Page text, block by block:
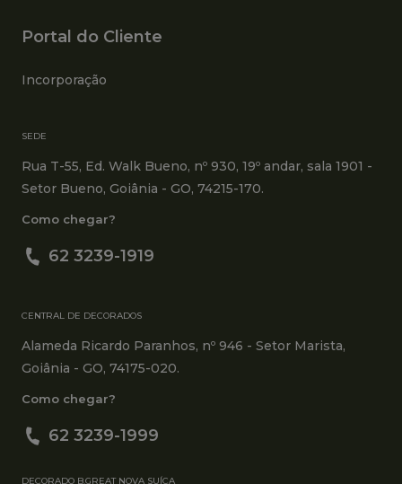
Portal do Cliente
Incorporação
SEDE
Rua T-55, Ed. Walk Bueno, nº 930, 19º andar, sala 1901 -
Setor Bueno, Goiânia - GO, 74215-170.
Como chegar?
62 3239-1919
CENTRAL DE DECORADOS
Alameda Ricardo Paranhos, nº 946 - Setor Marista,
Goiânia - GO, 74175-020.
Como chegar?
62 3239-1999
DECORADO B.GREAT NOVA SUÍÇA